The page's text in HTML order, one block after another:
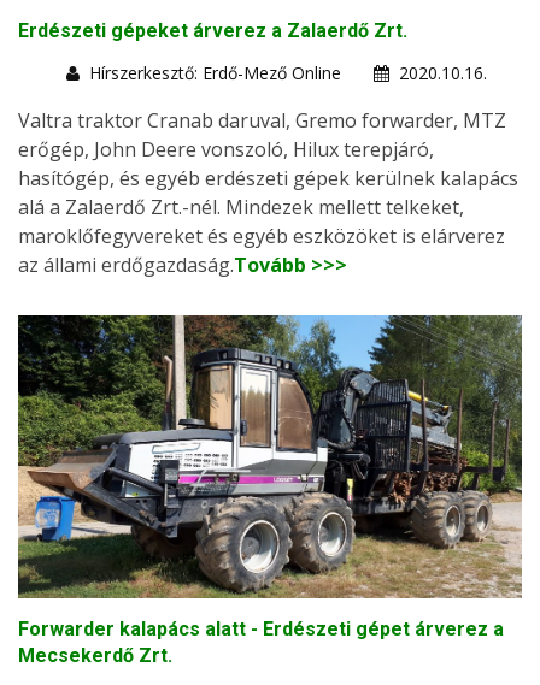
Erdészeti gépeket árverez a Zalaerdő Zrt.
Hírszerkesztő: Erdő-Mező Online
2020.10.16.
Valtra traktor Cranab daruval, Gremo forwarder, MTZ
erőgép, John Deere vonszoló, Hilux terepjáró,
hasítógép, és egyéb erdészeti gépek kerülnek kalapács
alá a Zalaerdő Zrt.-nél. Mindezek mellett telkeket,
maroklőfegyvereket és egyéb eszközöket is elárverez
az állami erdőgazdaság.Tovább >>>
Forwarder kalapács alatt - Erdészeti gépet árverez a
Mecsekerdő Zrt.